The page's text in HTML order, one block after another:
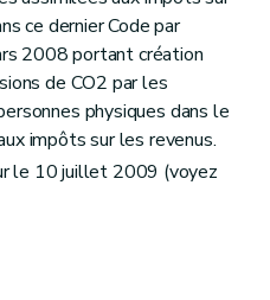
ce dernier Code par
2008 portant création
de CO2 par les
physiques dans le
impôts sur les revenus.
le 10 juillet 2009 (voyez